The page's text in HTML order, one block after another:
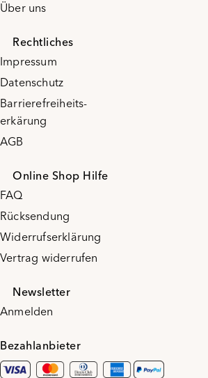
Über uns
Rechtliches
Impressum
Datenschutz
Barrierefreiheits-
erkärung
AGB
Online Shop Hilfe
FAQ
Rücksendung
Widerrufserklärung
Vertrag widerrufen
Newsletter
Anmelden
Bezahlanbieter